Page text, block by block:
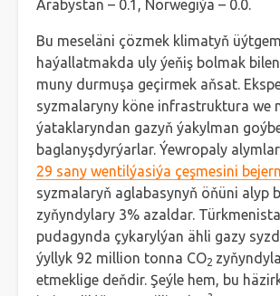
Arabystan – 0.1, Norwegiýa – 0.0.
Bu meseläni çözmek klimatyň
haýallatmakda uly ýeňiş bolmak
muny durmuşa geçirmek aňsat.
syzmalaryny köne infrastruktura we
ýataklaryndan gazyň ýakylman
baglanyşdyrýarlar. Ýewropaly
29 sany wentilýasiýa çeşmesini
syzmalaryň aglabasynyň öňüni alyp
zyňyndylary 3% azaldar.
pudagynda çykarylýan ähli gazy
ýyllyk 92 million tonna CO2
etmeklige deňdir. Şeýle hem, bu